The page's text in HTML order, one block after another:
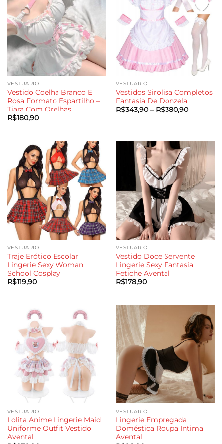
VESTUÁRIO
Vestido Coelha Branco E
Rosa Formato Espartilho –
Tiara Com Orelhas
R$180,90
VESTUÁRIO
Vestidos Sirolisa Completos
Fantasia De Donzela
R$343,90 – R$380,90Faixa
R$380,90
VESTUÁRIO
Traje Erótico Escolar
Lingerie Sexy Woman
School Cosplay
R$119,90
VESTUÁRIO
Vestido Doce Servente
Lingerie Sexy Fantasia
Fetiche Avental
R$178,90
VESTUÁRIO
Lolita Anime Lingerie Maid
Uniforme Outfit Vestido
Avental
VESTUÁRIO
Lingerie Empregada
Doméstica Roupa Intima
Avental